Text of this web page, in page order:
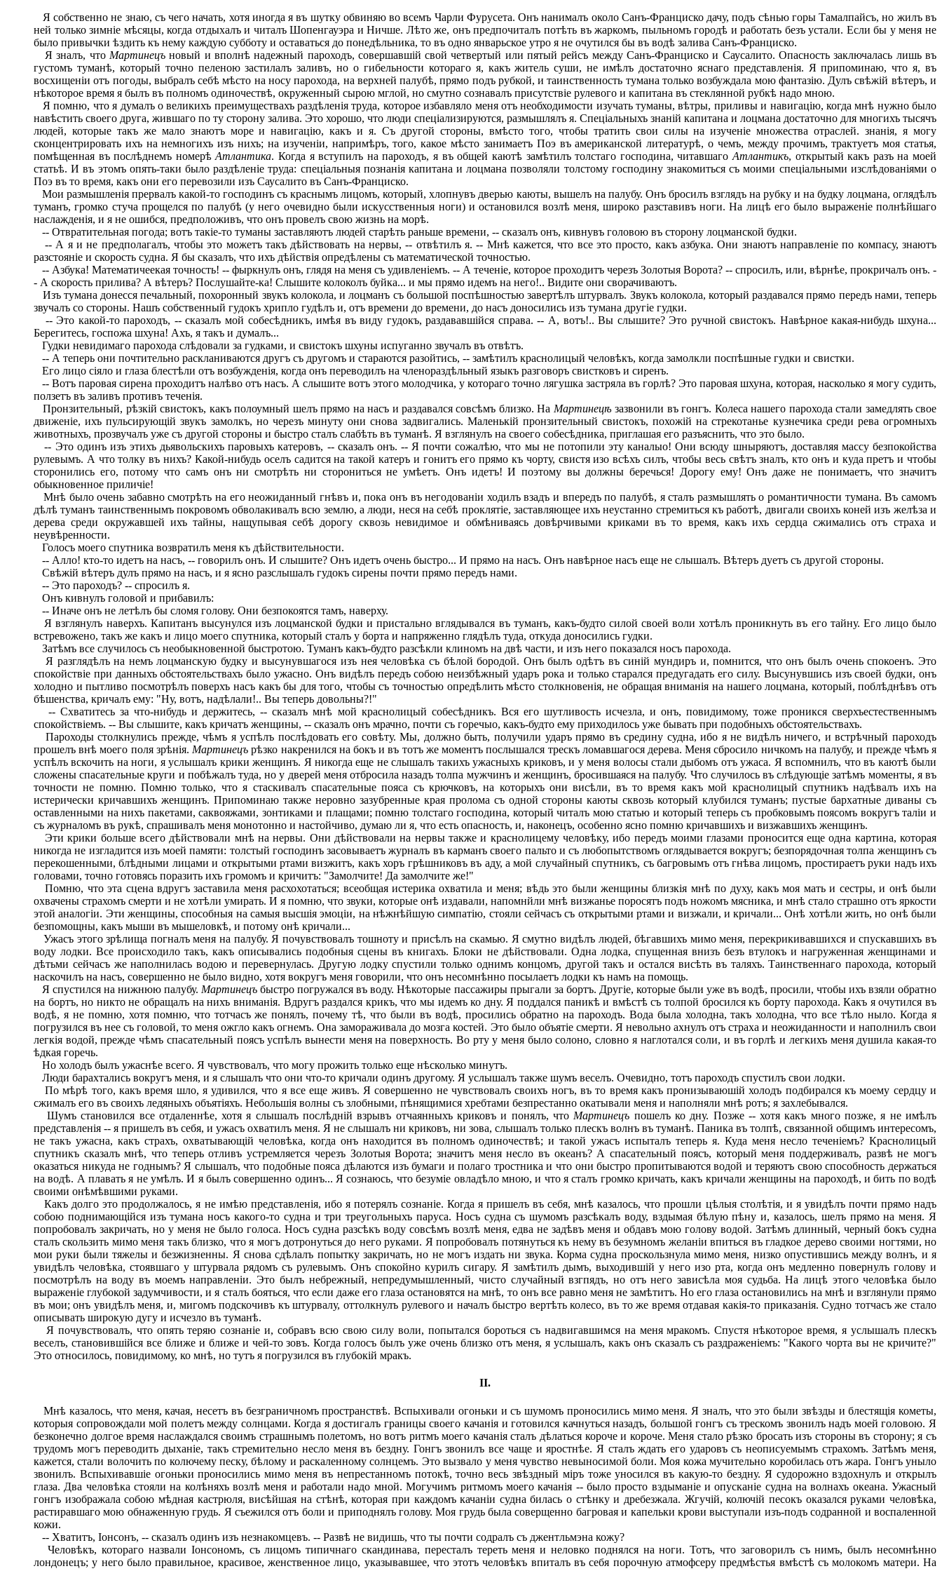
Я собственно не знаю, съ чего начать, хотя иногда я въ шутку обвиняю во всемъ Чарли Фурусета. Онъ нанималъ около Санъ-Франциско дачу, подъ сѣнью горы Тамалпайсъ, но жилъ въ
ней только зимніе мѣсяцы, когда отдыхалъ и читалъ Шопенгауэра и Ничше. Лѣто же, онъ предпочиталъ потѣть въ жаркомъ, пыльномъ городѣ и работать безъ устали. Если бы у меня не
было привычки ѣздить къ нему каждую субботу и оставаться до понедѣльника, то въ одно январьское утро я не очутился бы въ водѣ залива Санъ-Франциско.
Я зналъ, что Мартинецъновый и вполнѣ надежный пароходъ, совершавшій свой четвертый или пятый рейсъ между Санъ-Франциско и Саусалито. Опасность заключалась лишь въ
густомъ туманѣ, который точно пеленою застилалъ заливъ, но о гибельности котораго я, какъ житель суши, не имѣлъ достаточно яснаго представленія. Я припоминаю, что я, въ
восхищеніи отъ погоды, выбралъ себѣ мѣсто на носу парохода, на верхней палубѣ, прямо подъ рубкой, и таинственность тумана только возбуждала мою фантазію. Дулъ свѣжій вѣтеръ, и
нѣкоторое время я былъ въ полномъ одиночествѣ, окруженный сырою мглой, но смутно сознавалъ присутствіе рулевого и капитана въ стеклянной рубкѣ надо мною.
Я помню, что я думалъ о великихъ преимуществахъ раздѣленія труда, которое избавляло меня отъ необходимости изучать туманы, вѣтры, приливы и навигацію, когда мнѣ нужно было
навѣстить своего друга, жившаго по ту сторону залива. Это хорошо, что люди спеціализируются, размышлялъ я. Спеціальныхъ знаній капитана и лоцмана достаточно для многихъ тысячъ
людей, которые такъ же мало знаютъ море и навигацію, какъ и я. Съ другой стороны, вмѣсто того, чтобы тратить свои силы на изученіе множества отраслей. знанія, я могу
сконцентрировать ихъ на немногихъ изъ нихъ; на изученіи, напримѣръ, того, какое мѣсто занимаетъ Поэ въ американской литературѣ, о чемъ, между прочимъ, трактуетъ моя статья,
помѣщенная въ послѣднемъ номерѣАтлантика. Когда я вступилъ на пароходъ, я въ общей каютѣ замѣтилъ толстаго господина, читавшаго Атлантикъ, открытый какъ разъ на моей
статьѣ. И въ этомъ опять-таки было раздѣленіе труда: спеціальныя познанія капитана и лоцмана позволяли толстому господину знакомиться съ моими спеціальными изслѣдованіями о
Поэ въ то время, какъ они его перевозили изъ Саусалито въ Санъ-Франциско.
Мои размышленія прервалъ какой-то господинъ съ краснымъ лицомъ, который, хлопнувъ дверью каюты, вышелъ на палубу. Онъ бросилъ взглядъ на рубку и на будку лоцмана, оглядѣлъ
туманъ, громко стуча прощелся по палубѣ (у него очевидно были искусственныя ноги) и остановился возлѣ меня, широко разставивъ ноги. На лицѣ его было выраженіе полнѣйшаго
наслажденія, и я не ошибся, предположивъ, что онъ провелъ свою жизнь на морѣ.
-- Отвратительная погода; вотъ такіе-то туманы заставляютъ людей старѣть раньше времени, -- сказалъ онъ, кивнувъ головою въ сторону лоцманской будки.
-- А я и не предполагалъ, чтобы это можетъ такъ дѣйствовать на нервы, -- отвѣтилъ я. -- Мнѣ кажется, что все это просто, какъ азбука. Они знаютъ направленіе по компасу, знаютъ
разстояніе и скорость судна. Я бы сказалъ, что ихъ дѣйствія опредѣлены съ математической точностью.
-- Азбука! Математичеекая точность! -- фыркнулъ онъ, глядя на меня съ удивленіемъ. -- А теченіе, которое проходитъ черезъ Золотыя Ворота? -- спросилъ, или, вѣрнѣе, прокричалъ онъ. -
- А скорость прилива? А вѣтеръ? Послушайте-ка! Слышите колоколъ буйка... и мы прямо идемъ на него!.. Видите они сворачиваютъ.
Изъ тумана донесся печальный, похоронный звукъ колокола, и лоцманъ съ большой поспѣшностью завертѣлъ штурвалъ. Звукъ колокола, который раздавался прямо передъ нами, теперь
звучалъ со стороны. Нашъ собственный гудокъ хрипло гудѣлъ и, отъ времени до времени, до насъ доносились изъ тумана другіе гудки.
-- Это какой-то пароходъ, -- сказалъ мой собесѣдникъ, имѣя въ виду гудокъ, раздававшійся справа. -- А, вотъ!.. Вы слышите? Это ручной свистокъ. Навѣрное какая-нибудь шхуна...
Берегитесь, госпожа шхуна! Ахъ, я такъ и думалъ...
Гудки невидимаго парохода слѣдовали за гудками, и свистокъ шхуны испуганно звучалъ въ отвѣтъ.
-- А теперь они почтительно раскланиваются другъ съ другомъ и стараются разойтись, -- замѣтилъ краснолицый человѣкъ, когда замолкли поспѣшные гудки и свистки.
Его лицо сіяло и глаза блестѣли отъ возбужденія, когда онъ переводилъ на членораздѣльный языкъ разговоръ свистковъ и сиренъ.
-- Вотъ паровая сирена проходитъ налѣво отъ насъ. А слышите вотъ этого молодчика, у котораго точно лягушка застряла въ горлѣ? Это паровая шхуна, которая, насколько я могу судить,
ползетъ въ заливъ противъ теченія.
Пронзительный, рѣзкій свистокъ, какъ полоумный шелъ прямо на насъ и раздавался совсѣмъ близко. На Мартинецѣзазвонили въ гонгъ. Колеса нашего парохода стали замедлять свое
движеніе, ихъ пульсирующій звукъ замолкъ, но черезъ минуту они снова задвигались. Маленькій пронзительный свистокъ, похожій на стрекотанье кузнечика среди рева огромныхъ
животныхъ, прозвучалъ уже съ другой стороны и быстро сталъ слабѣть въ туманѣ. Я взглянулъ на своего собесѣдника, приглашая его разъяснить, что это было.
-- Это одинъ изъ этихъ дьявольскихъ паровыхъ катеровъ, -- сказалъ онъ. -- Я почти сожалѣю, что мы не потопили эту каналыо! Они всюду шныряютъ, доставляя массу безпокойства
рулевымъ. А что толку въ нихъ? Какой-нибудь оселъ садится на такой катеръ и гонитъ его прямо къ чорту, свистя изо всѣхъ силъ, чтобы весь свѣтъ зналъ, кто онъ и куда претъ и чтобы
сторонились его, потому что самъ онъ ни смотрѣть ни сторониться не умѣетъ. Онъ идетъ! И поэтому вы должны беречься! Дорогу ему! Онъ даже не понимаетъ, что значитъ
обыкновенное приличіе!
Мнѣ было очень забавно смотрѣть на его неожиданный гнѣвъ и, пока онъ въ негодованіи ходилъ взадъ и впередъ по палубѣ, я сталъ размышлять о романтичности тумана. Въ самомъ
дѣлѣ туманъ таинственнымъ покровомъ обволакивалъ всю землю, а люди, неся на себѣ проклятіе, заставляющее ихъ неустанно стремиться къ работѣ, двигали своихъ коней изъ желѣза и
дерева среди окружавшей ихъ тайны, нащупывая себѣ дорогу сквозь невидимое и обмѣниваясь довѣрчивыми криками въ то время, какъ ихъ сердца сжимались отъ страха и
неувѣренности.
Голосъ моего спутника возвратилъ меня къ дѣйствительности.
-- Алло! кто-то идетъ на насъ, -- говорилъ онъ. И слышите? Онъ идетъ очень быстро... И прямо на насъ. Онъ навѣрное насъ еще не слышалъ. Вѣтеръ дуетъ съ другой стороны.
Свѣжій вѣтеръ дулъ прямо на насъ, и я ясно разслышалъ гудокъ сирены почти прямо передъ нами.
-- Это пароходъ? -- спросилъ я.
Онъ кивнулъ головой и прибавилъ:
-- Иначе онъ не летѣлъ бы сломя голову. Они безпокоятся тамъ, наверху.
Я взглянулъ наверхъ. Капитанъ высунулся изъ лоцманской будки и пристально вглядывался въ туманъ, какъ-будто силой своей воли хотѣлъ проникнуть въ его тайну. Его лицо было
встревожено, такъ же какъ и лицо моего спутника, который сталъ у борта и напряженно глядѣлъ туда, откуда доносились гудки.
Затѣмъ все случилось съ необыкновенной быстротою. Туманъ какъ-будто разсѣкли клиномъ на двѣ части, и изъ него показался носъ парохода.
Я разглядѣлъ на немъ лоцманскую будку и высунувшагося изъ нея человѣка съ бѣлой бородой. Онъ былъ одѣтъ въ синій мундиръ и, помнится, что онъ былъ очень спокоенъ. Это
спокойствіе при данныхъ обстоятельствахъ было ужасно. Онъ видѣлъ передъ собою неизбѣжный ударъ рока и только старался предугадать его силу. Высунувшись изъ своей будки, онъ
холодно и пытливо посмотрѣлъ поверхъ насъ какъ бы для того, чтобы съ точностью опредѣлить мѣсто столкновенія, не обращая вниманія на нашего лоцмана, который, поблѣднѣвъ отъ
бѣшенства, кричалъ ему: "Ну, вотъ, надѣлали!.. Вы теперь довольны?!"
-- Схватитесь за что-нибудь и держитесь, -- сказалъ мнѣ мой краснолицый собесѣдникъ. Вся его шутливость исчезла, и онъ, повидимому, тоже проникся сверхъестественнымъ
спокойствіемъ. -- Вы слышите, какъ кричатъ женщины, -- сказалъ онъ мрачно, почти съ горечыо, какъ-будто ему приходилось уже бывать при подобныхъ обстоятельствахъ.
Пароходы столкнулись прежде, чѣмъ я успѣлъ послѣдовать его совѣту. Мы, должно быть, получили ударъ прямо въ средину судна, ибо я не видѣлъ ничего, и встрѣчный пароходъ
прошелъ внѣ моего поля зрѣнія. Мартинецъ рѣзко накренился на бокъ и въ тотъ же моментъ послышался трескъ ломавшагося дерева. Меня сбросило ничкомъ на палубу, и прежде чѣмъ я
успѣлъ вскочить на ноги, я услышалъ крики женщинъ. Я никогда еще не слышалъ такихъ ужасныхъ криковъ, и у меня волосы стали дыбомъ отъ ужаса. Я вспомнилъ, что въ каютѣ были
сложены спасательные круги и побѣжалъ туда, но у дверей меня отбросила назадъ толпа мужчинъ и женщинъ, бросившаяся на палубу. Что случилось въ слѣдующіе затѣмъ моменты, я въ
точности не помню. Помню только, что я стаскивалъ спасательные пояса съ крючковъ, на которыхъ они висѣли, въ то время какъ мой краснолицый спутникъ надѣвалъ ихъ на
истерически кричавшихъ женщинъ. Припоминаю также неровно зазубренные края пролома съ одной стороны каюты сквозь который клубился туманъ; пустые бархатные диваны съ
оставленными на нихъ пакетами, саквояжами, зонтиками и плащами; помню толстаго господина, который читалъ мою статью и который теперь съ пробковымъ поясомъ вокругъ таліи и
съ журналомъ въ рукѣ, спрашивалъ меня монотонно и настойчиво, думаю ли я, что есть опасность, и, наконецъ, особенно ясно помню кричавшихъ и визжавшихъ женщинъ.
Эти крики больше всего дѣйствовали мнѣ на нервы. Они дѣйствовали на нервы также и краснолицему человѣку, ибо передъ моими глазами проносится еще одна картина, которая
никогда не изгладится изъ моей памяти: толстый господинъ засовываетъ журналъ въ карманъ своего пальто и съ любопытствомъ оглядывается вокругъ; безпорядочная толпа женщинъ съ
перекошенными, блѣдными лицами и открытыми ртами визжитъ, какъ хоръ грѣшниковъ въ аду, а мой случайный спутникъ, съ багровымъ отъ гнѣва лицомъ, простираетъ руки надъ ихъ
головами, точно готовясь поразить ихъ громомъ и кричитъ: "Замолчите! Да замолчите же!"
Помню, что эта сцена вдругъ заставила меня расхохотаться; всеобщая истерика охватила и меня; вѣдь это были женщины близкія мнѣ по духу, какъ моя мать и сестры, и онѣ были
охвачены страхомъ смерти и не хотѣли умирать. И я помню, что звуки, которые онѣ издавали, напомнйли мнѣ визжанье поросятъ подъ ножомъ мясника, и мнѣ стало страшно отъ яркости
этой аналогіи. Эти женщины, способныя на самыя высшія эмоціи, на нѣжнѣйшую симпатію, стояли сейчасъ съ открытыми ртами и визжали, и кричали... Онѣ хотѣли жить, но онѣ были
безпомощны, какъ мыши въ мышеловкѣ, и потому онѣ кричали...
Ужасъ этого зрѣлища погналъ меня на палубу. Я почувствовалъ тошноту и присѣлъ на скамью. Я смутно видѣлъ людей, бѣгавшихъ мимо меня, перекрикивавшихся и спускавшихъ въ
воду лодки. Все происходило такъ, какъ описывались подобныя сцены въ книгахъ. Блоки не дѣйствовали. Одна лодка, спущенная внизъ безъ втулокъ и нагруженная женщинами и
дѣтьми сейчасъ же наполнилась водою и перевернулась. Другую лодку спустили только однимъ концомъ, другой такъ и остался висѣть въ таляхъ. Таинственнаго парохода, который
наскочилъ на насъ, совершенно не было видно, хотя вокругъ меня говорили, что онъ несомнѣнно посылаетъ лодки къ намъ на помощь.
Я спустился на нижнюю палубу. Мартинецъ быстро погружался въ воду. Нѣкоторые пассажиры прыгали за бортъ. Другіе, которые были уже въ водѣ, просили, чтобы ихъ взяли обратно
на бортъ, но никто не обращалъ на нихъ вниманія. Вдругъ раздался крикъ, что мы идемъ ко дну. Я поддался паникѣ и вмѣстѣ съ толпой бросился къ борту парохода. Какъ я очутился въ
водѣ, я не помню, хотя помню, что тотчасъ же понялъ, почему тѣ, что были въ водѣ, просились обратно на пароходъ. Вода была холодна, такъ холодна, что все тѣло ныло. Когда я
погрузился въ нее съ головой, то меня ожгло какъ огнемъ. Она замораживала до мозга костей. Это было объятіе смерти. Я невольно ахнулъ отъ страха и неожиданности и наполнилъ свои
легкія водой, прежде чѣмъ спасательный поясъ успѣлъ вынести меня на поверхность. Во рту у меня было солоно, словно я наглотался соли, и въ горлѣ и легкихъ меня душила какая-то
ѣдкая горечь.
Но холодъ былъ ужаснѣе всего. Я чувствовалъ, что могу прожить только еще нѣсколько минутъ.
Люди барахтались вокругъ меня, и я слышалъ что они что-то кричали одинъ другому. Я услышалъ также шумъ веселъ. Очевидно, тотъ пароходъ спустилъ свои лодки.
По мѣрѣ того, какъ время шло, я удивился, что я все еще живъ. Я совершенно не чувствовалъ своихъ ногъ, въ то время какъ пронизываюшій холодъ подбирался къ моему сердцу и
сжималъ его въ своихъ ледяныхъ объятіяхъ. Небольшія волны съ злобными, пѣнящимися хребтами безпрестанно окатывали меня и наполняли мнѣ ротъ; я захлебывался.
Шумъ становился все отдаленнѣе, хотя я слышалъ послѣдній взрывъ отчаянныхъ криковъ и понялъ, что Мартинецъ пошелъ ко дну. Позже -- хотя какъ много позже, я не имѣлъ
представленія -- я пришелъ въ себя, и ужасъ охватилъ меня. Я не слышалъ ни криковъ, ни зова, слышалъ только плескъ волнъ въ туманѣ. Паника въ толпѣ, связанной общимъ интересомъ,
не такъ ужасна, какъ страхъ, охватывающій человѣка, когда онъ находится въ полномъ одиночествѣ; и такой ужасъ испыталъ теперь я. Куда меня несло теченіемъ? Краснолицый
спутникъ сказалъ мнѣ, что теперь отливъ устремляется черезъ Золотыя Ворота; значитъ меня несло въ океанъ? А спасательный поясъ, который меня поддерживалъ, развѣ не могъ
оказаться никуда не годнымъ? Я слышалъ, что подобные пояса дѣлаются изъ бумаги и полаго тростника и что они быстро пропитываются водой и теряютъ свою способность держаться
на водѣ. А плавать я не умѣлъ. И я былъ совершенно одинъ... Я сознаюсь, что безуміе овладѣло мною, и что я сталъ громко кричать, какъ кричали женщины на пароходѣ, и бить по водѣ
своими онѣмѣвшими руками.
Какъ долго это продолжалось, я не имѣю представленія, ибо я потерялъ сознаніе. Когда я пришелъ въ себя, мнѣ казалось, что прошли цѣлыя столѣтія, и я увидѣлъ почти прямо надъ
собою поднимающійся изъ тумана носъ какого-то судна и три треугольныхъ паруса. Носъ судна съ шумомъ разсѣкалъ воду, вздымая бѣлую пѣну и, казалось, шелъ прямо на меня. Я
попробовалъ закричать, но у меня не было голоса. Носъ судна разсѣкъ воду совсѣмъ возлѣ меня, едва не задѣвъ меня и обдавъ мою голову водой. Затѣмъ длинный, черный бокъ судна
сталъ скользить мимо меня такъ близко, что я могъ дотронуться до него руками. Я попробовалъ потянуться къ нему въ безумномъ желаніи впиться въ гладкое дерево своими ногтями, но
мои руки были тяжелы и безжизненны. Я снова сдѣлалъ попытку закричать, но не могъ издать ни звука. Корма судна проскользнула мимо меня, низко опустившись между волнъ, и я
увидѣлъ человѣка, стоявшаго у штурвала рядомъ съ рулевымъ. Онъ спокойно курилъ сигару. Я замѣтилъ дымъ, выходившій у него изо рта, когда онъ медленно повернулъ голову и
посмотрѣлъ на воду въ моемъ направленіи. Это былъ небрежный, непредумышленный, чисто случайный взгпядъ, но отъ него зависѣла моя судьба. На лицѣ этого человѣка было
выраженіе глубокой задумчивости, и я сталъ бояться, что если даже его глаза остановятся на мнѣ, то онъ все равно меня не замѣтитъ. Но его глаза остановились на мнѣ и взглянули прямо
въ мои; онъ увидѣлъ меня, и, мигомъ подскочивъ къ штурвалу, оттолкнулъ рулевого и началъ быстро вертѣть колесо, въ то же время отдавая какія-то приказанія. Судно тотчасъ же стало
описывать широкую дугу и исчезло въ туманѣ.
Я почувствовалъ, что опять теряю сознаніе и, собравъ всю свою силу воли, попытался бороться съ надвигавшимся на меня мракомъ. Спустя нѣкоторое время, я услышалъ плескъ
веселъ, становившійся все ближе и ближе и чей-то зовъ. Когда голосъ былъ уже очень близко отъ меня, я услышалъ, какъ онъ сказалъ съ раздраженіемъ: "Какого чорта вы не кричите?"
Это относилось, повидимому, ко мнѣ, но тутъ я погрузился въ глубокій мракъ.
II.
Мнѣ казалось, что меня, качая, несетъ въ безграничномъ пространствѣ. Вспыхивали огоньки и съ шумомъ проносились мимо меня. Я зналъ, что это были звѣзды и блестящія кометы,
которыя сопровождали мой полетъ между солнцами. Когда я достигалъ границы своего качанія и готовился качнуться назадъ, большой гонгъ съ трескомъ звонилъ надъ моей головою. Я
безконечно долгое время наслаждался своимъ страшнымъ полетомъ, но вотъ ритмъ моего качанія сталъ дѣлаться короче и короче. Меня стало рѣзко бросать изъ стороны въ сторону; я съ
трудомъ могъ переводить дыханіе, такъ стремительно несло меня въ бездну. Гонгъ звонилъ все чаще и яростнѣе. Я сталъ ждать его ударовъ съ неописуемымъ страхомъ. Затѣмъ меня,
кажется, стали волочить по колючему песку, бѣлому и раскаленному солнцемъ. Это вызвало у меня чувство невыносимой боли. Моя кожа мучительно коробилась отъ жара. Гонгъ уныло
звонилъ. Вспыхивавшіе огоньки проносились мимо меня въ непрестанномъ потокѣ, точно весь звѣздный міръ тоже уносился въ какую-то бездну. Я судорожно вздохнулъ и открылъ
глаза. Два человѣка стояли на колѣняхъ возлѣ меня и работали надо мной. Могучимъ ритмомъ моего качанія -- было просто вздыманіе и опусканіе судна на волнахъ океана. Ужасный
гонгъ изображала собою мѣдная кастрюля, висѣйшая на стѣнѣ, которая при каждомъ качаніи судна билась о стѣнку и дребезжала. Жгучій, колючій песокъ оказался руками человѣка,
растиравшаго мою обнаженную грудь. Я съежился отъ боли и приподнялъ голову. Моя грудь была соверщенно багровая и капельки крови выступали изъ-подъ содранной и воспаленной
кожи.
-- Хватитъ, Іонсонъ, -- сказалъ одинъ изъ незнакомцевъ. -- Развѣ не видишь, что ты почти содралъ съ джентльмэна кожу?
Человѣкъ, котораго назвали Іонсономъ, съ лицомъ типичнаго скандинава, пересталъ тереть меня и неловко поднялся на ноги. Тотъ, что заговорилъ съ нимъ, былъ несомнѣнно
лондонецъ; у него было правильное, красивое, женственное лицо, указывавшее, что этотъ человѣкъ впиталъ въ себя порочную атмофсеру предмѣстья вмѣстѣ съ молокомъ матери. На